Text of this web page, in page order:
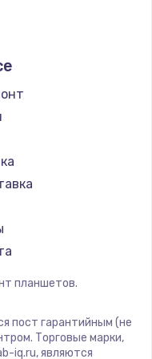
карты
планшетов.
пост гарантийным (не
Торговые марки,
iq.ru, являются